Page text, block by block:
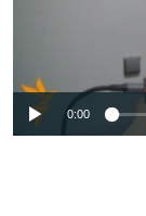
ᲛᲝᲚᲐᲞᲐᲠᲐᲙᲔ
ᲨᲘᲜ - ᲣᲪᲮᲝᲔᲗᲨᲘ
ᲐᲛᲔᲠᲘᲙᲣᲚᲘ
ᲩᲔᲛᲘ
11 ᲬᲔᲚᲘ - 11
ᲑᲐᲕᲨᲕᲔᲑᲘ
0:00